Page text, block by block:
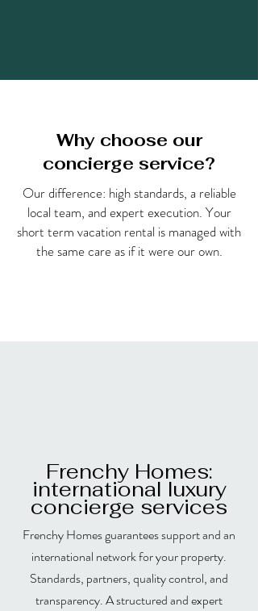
Why choose our
concierge service?
Our difference: high standards, a reliable
local team, and expert execution. Your
short term vacation rental is managed with
the same care as if it were our own.
Frenchy Homes:
international luxury
concierge services
Frenchy Homes guarantees support and an
international network for your property.
Standards, partners, quality control, and
transparency. A structured and expert